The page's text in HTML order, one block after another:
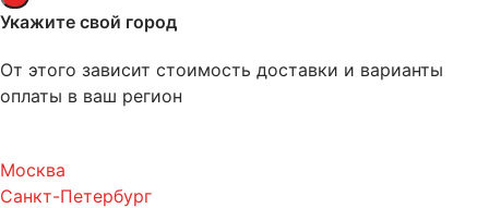
Укажите свой город
От этого зависит стоимость доставки и варианты
оплаты в ваш регион
Москва
Санкт-Петербург